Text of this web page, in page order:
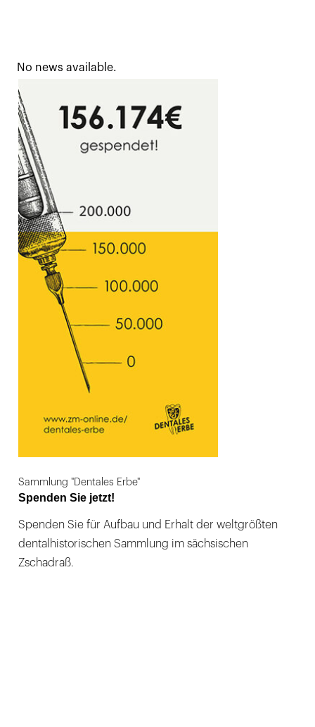
No news available.
Sammlung "Dentales Erbe"
Spenden Sie jetzt!
Spenden Sie für Aufbau und Erhalt der weltgrößten
dentalhistorischen Sammlung im sächsischen
Zschadraß.